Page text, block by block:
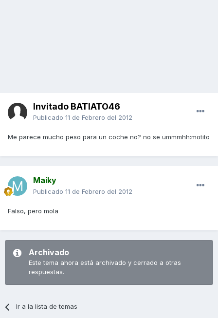
Invitado BATIATO46
Publicado 11 de Febrero del 2012
Me parece mucho peso para un coche no? no se ummmhh:motito
Maiky
Publicado 11 de Febrero del 2012
Falso, pero mola
Archivado
Este tema ahora está archivado y cerrado a otras
respuestas.
Ir a la lista de temas